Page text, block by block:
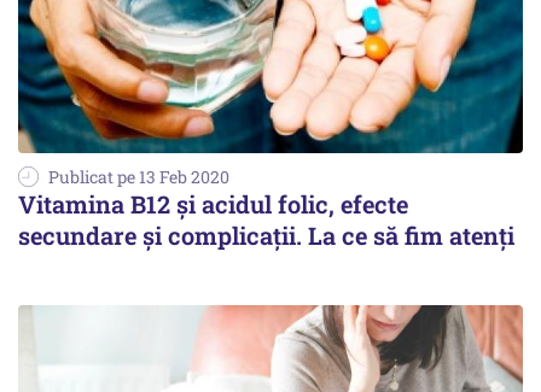
Publicat pe 13 Feb 2020
Vitamina B12 și acidul folic, efecte
secundare și complicații. La ce să fim atenți